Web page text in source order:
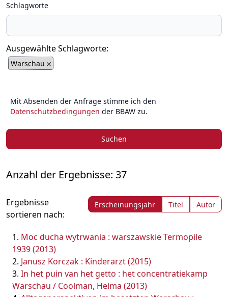
Schlagworte
Ausgewählte Schlagworte:
Warschau
Mit Absenden der Anfrage stimme ich den
Datenschutzbedingungen der BBAW zu.
Suchen
Anzahl der Ergebnisse: 37
Ergebnisse
sortieren nach:
Erscheinungsjahr Titel Autor
Moc ducha wytrwania : warszawskie Termopile
1939 (2013)
Janusz Korczak : Kinderarzt (2015)
In het puin van het getto : het concentratiekamp
Warschau / Coolman, Helma (2013)